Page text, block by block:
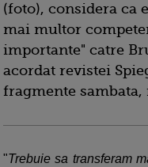
(foto), considera ca
mai multor
importante" catre
acordat revistei
fragmente sambata,
"Trebuie sa transferam